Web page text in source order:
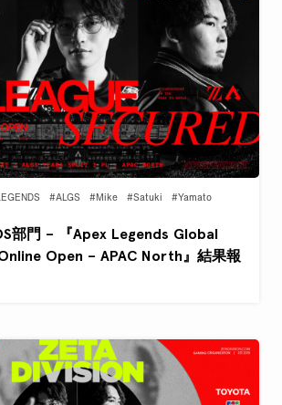
#ALGS #Mike #Satuki
#Yamato
部門 – 『Apex Legends Global
Open – APAC North』結果報